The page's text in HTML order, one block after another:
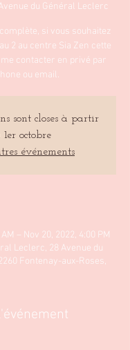
du Général Leclerc
si vous souhaitez
2 au centre Sia Zen cette
contacter en privé par
ou email.
sont closes à partir
octobre
événements
– Nov 20, 2022, 4:00 PM
Leclerc, 28 Avenue du
Fontenay-aux-Roses,